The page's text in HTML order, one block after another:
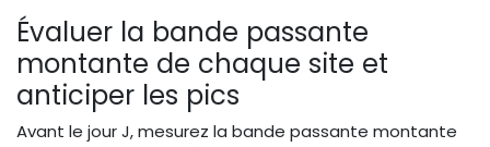
Évaluer la bande passante
montante de chaque site et
anticiper les pics
Avant le jour J, mesurez la bande passante montante